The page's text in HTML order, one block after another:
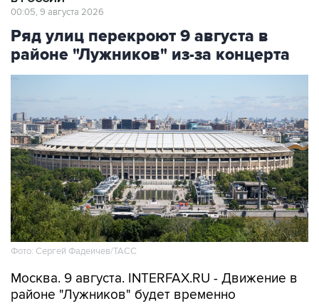
00:05, 9 августа 2026
Ряд улиц перекроют 9 августа в
районе "Лужников" из-за концерта
Фото: Сергей Фадеичев/ТАСС
Москва. 9 августа. INTERFAX.RU - Движение в
районе "Лужников" будет временно